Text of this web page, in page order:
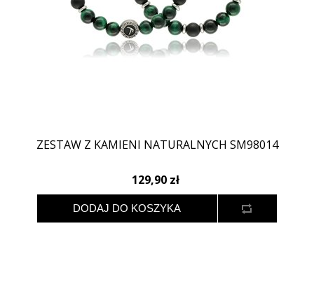
ZESTAW Z KAMIENI NATURALNYCH SM98014
129,90 zł